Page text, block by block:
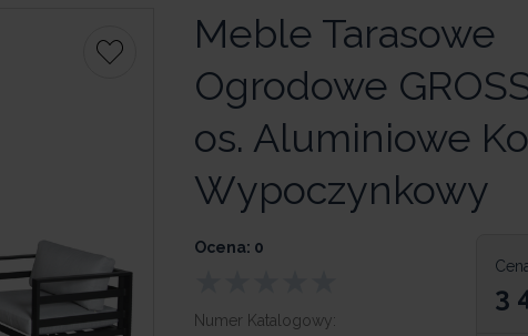
Meble Tarasowe
Ogrodowe
os. Aluminiowe
Wypoczynkowy
Ocena: 0
Numer Katalogowy:
3